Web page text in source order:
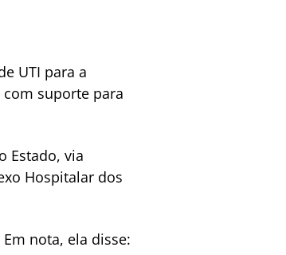
UTI para a
suporte para
Estado, via
Hospitalar dos
nota, ela disse: